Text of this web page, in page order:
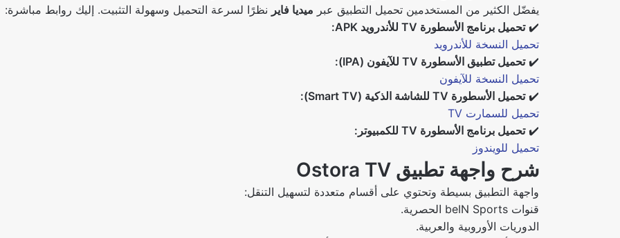
يفضّل الكثير من المستخدمين تحميل التطبيق عبر ميديا فاير نظرًا لسرعة التحميل وسهولة التثبيت. إليك روابط مباشرة:
✔️تحميل برنامج الأسطورة TV للأندرويد APK:
تحميل النسخة للأندرويد
✔️تحميل تطبيق الأسطورة TV للآيفون (IPA):
تحميل النسخة للآيفون
✔️تحميل الأسطورة TV للشاشة الذكية (Smart TV):
تحميل للسمارت TV
✔️تحميل برنامج الأسطورة TV للكمبيوتر:
تحميل للويندوز
شرح واجهة تطبيق Ostora TV
واجهة التطبيق بسيطة وتحتوي على أقسام متعددة لتسهيل التنقل:
قنوات beIN Sports الحصرية.
الدوريات الأوروبية والعربية.